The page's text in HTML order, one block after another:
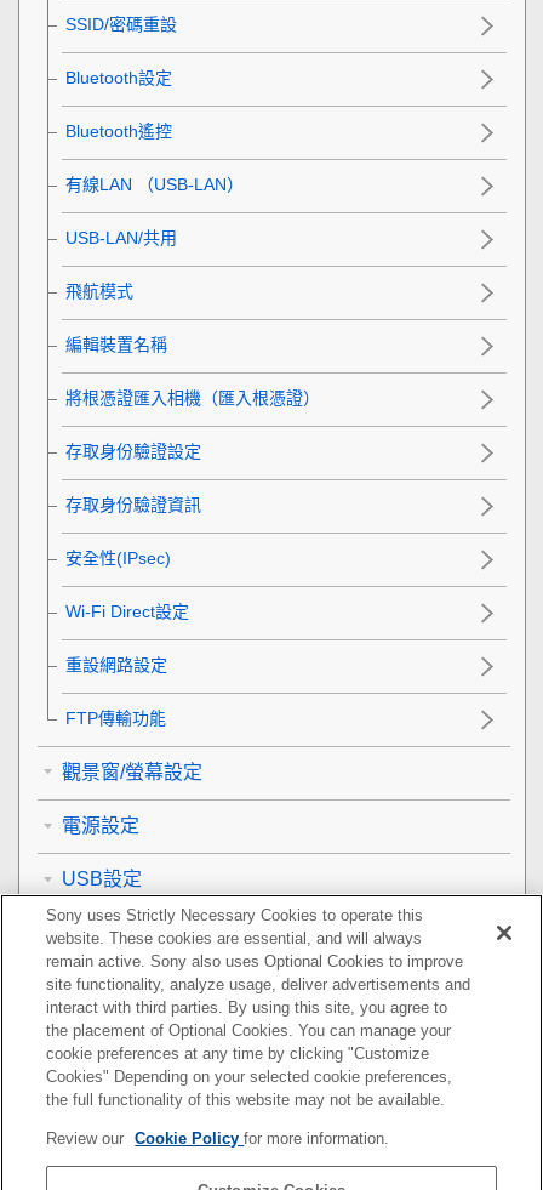
SSID/密碼重設
Bluetooth設定
Bluetooth遙控
有線LAN （USB-LAN）
USB-LAN/共用
飛航模式
編輯裝置名稱
將根憑證匯入相機（匯入根憑證）
存取身份驗證設定
存取身份驗證資訊
安全性(IPsec)
Wi-Fi Direct設定
重設網路設定
FTP傳輸功能
觀景窗/螢幕設定
電源設定
USB設定
外接輸出設定
一般設定
智慧型手機可用的功能
使用電腦
使用雲端服務
Sony uses Strictly Necessary Cookies to operate this
website. These cookies are essential, and will always
remain active. Sony also uses Optional Cookies to improve
site functionality, analyze usage, deliver advertisements and
interact with third parties. By using this site, you agree to
the placement of Optional Cookies. You can manage your
cookie preferences at any time by clicking "Customize
Cookies" Depending on your selected cookie preferences,
the full functionality of this website may not be available.
Review our Cookie Policyfor more information.